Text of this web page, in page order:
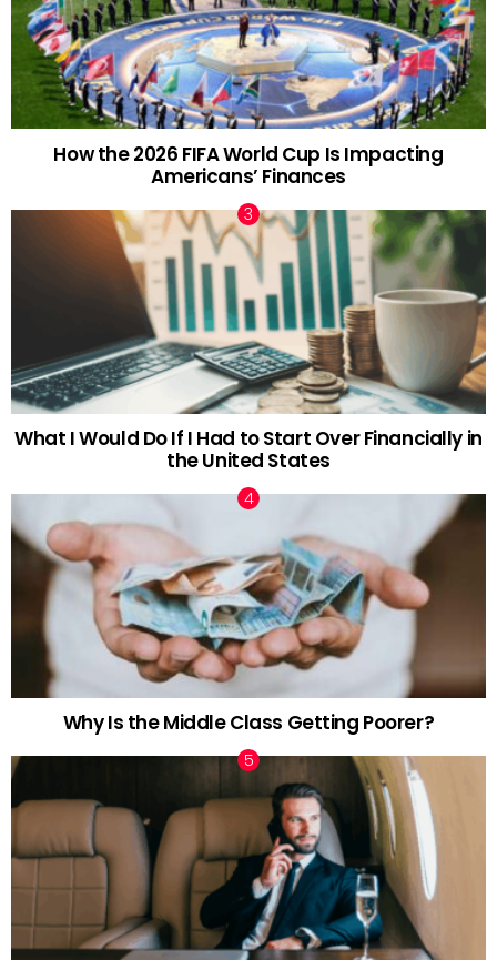
How the 2026 FIFA World Cup Is Impacting
Americans’ Finances
What I Would Do If I Had to Start Over Financially in
the United States
Why Is the Middle Class Getting Poorer?